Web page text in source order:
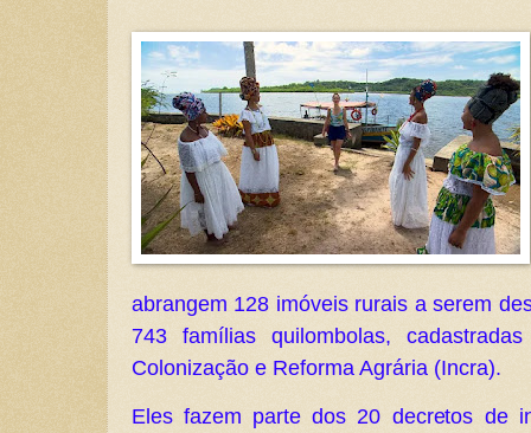
abrangem 128 imóveis rurais a serem
743 famílias quilombolas,
Colonização e Reforma Agrária (Incra).
Eles fazem parte dos 20 decretos de